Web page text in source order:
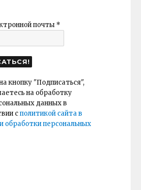
почты *
кнопку "Подписаться",
на обработку
данных в
сполитикой сайта в
обработки персональных